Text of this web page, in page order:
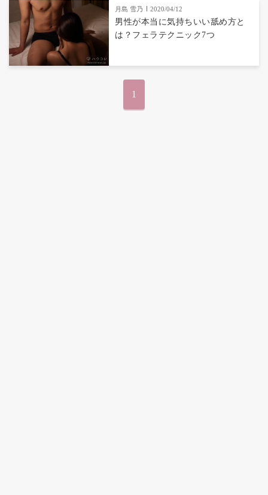
月島 雪乃 2020/04/12
男性が本当に気持ちいい舐め方と
は？フェラテクニック7つ
1